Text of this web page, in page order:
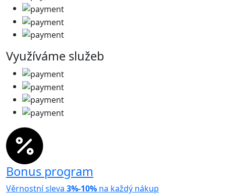
Využíváme služeb
Bonus program
Věrnostní sleva 3%-10% na každý nákup